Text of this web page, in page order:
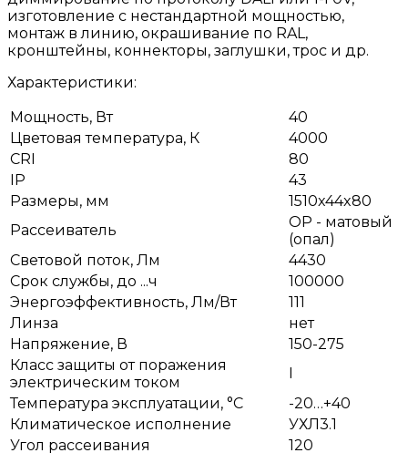
изготовление с нестандартной мощностью,
монтаж в линию, окрашивание по RAL,
кронштейны, коннекторы, заглушки, трос и др.
Характеристики:
Мощность, Вт
40
Цветовая температура, К
4000
CRI
80
IP
43
Размеры, мм
1510x44x80
Рассеиватель
OP - матовый
(опал)
Световой поток, Лм
4430
Срок службы, до ...ч
100000
Энергоэффективность, Лм/Вт
111
Линза
нет
Напряжение, В
150-275
Класс защиты от поражения
электрическим током
I
Температура эксплуатации, °С
-20…+40
Климатическое исполнение
УХЛ3.1
Угол рассеивания
120